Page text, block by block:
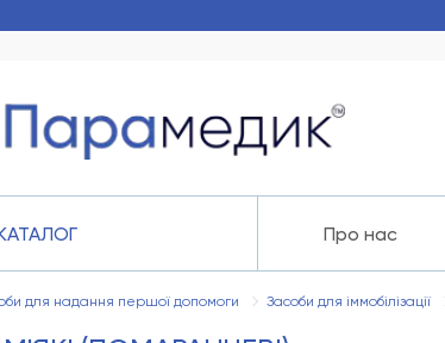
Про нас
для надання першої допомоги Засоби для іммобілізації